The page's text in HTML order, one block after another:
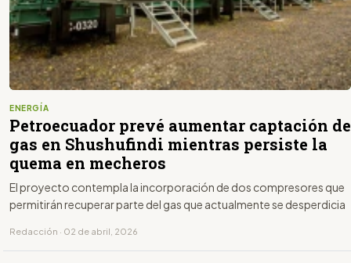
ENERGÍA
Petroecuador prevé aumentar captación de
gas en Shushufindi mientras persiste la
quema en mecheros
El proyecto contempla la incorporación de dos compresores que
permitirán recuperar parte del gas que actualmente se desperdicia
Redacción · 02 de abril, 2026